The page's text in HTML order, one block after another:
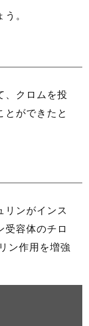
。
、クロムを投
とができたと
リンがインス
受容体のチロ
ン作用を増強